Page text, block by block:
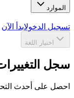
الموارد
تسجيل الدخولابدأ الآن
اختيار اللغة
سجل
احصل على أحدث